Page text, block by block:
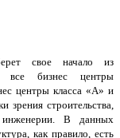
свое начало из
все бизнес центры
центры класса «А» и
зрения строительства,
инженерии. В данных
как правило, есть